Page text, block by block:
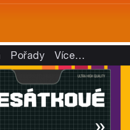
Pořady Více…